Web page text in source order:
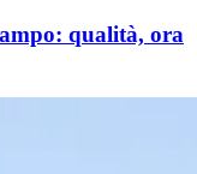
qualità, ora